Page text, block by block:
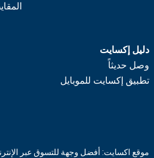
دليل إكسايت
وصل حديثاً
تطبيق إكسايت للموبايل
موقع اكسايت: أفضل وجهة للتسوق عبر